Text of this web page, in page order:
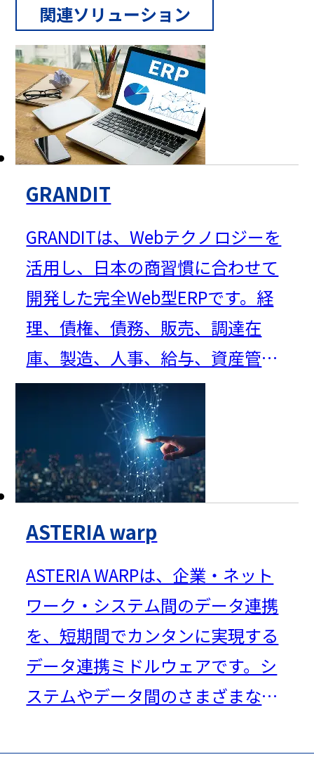
関連ソリューション
GRANDIT
GRANDITは、Webテクノロジーを
活用し、日本の商習慣に合わせて
開発した完全Web型ERPです。経
理、債権、債務、販売、調達在
庫、製造、人事、給与、資産管
理、経費の計10モジュールから構
成され、中小企業から大企業ま
で、幅広い業種の基幹業務をサポ
ートします。
ASTERIA warp
ASTERIA WARPは、企業・ネット
ワーク・システム間のデータ連携
を、短期間でカンタンに実現する
データ連携ミドルウェアです。シ
ステムやデータ間のさまざまな差
と運用負担軽減を実現します。